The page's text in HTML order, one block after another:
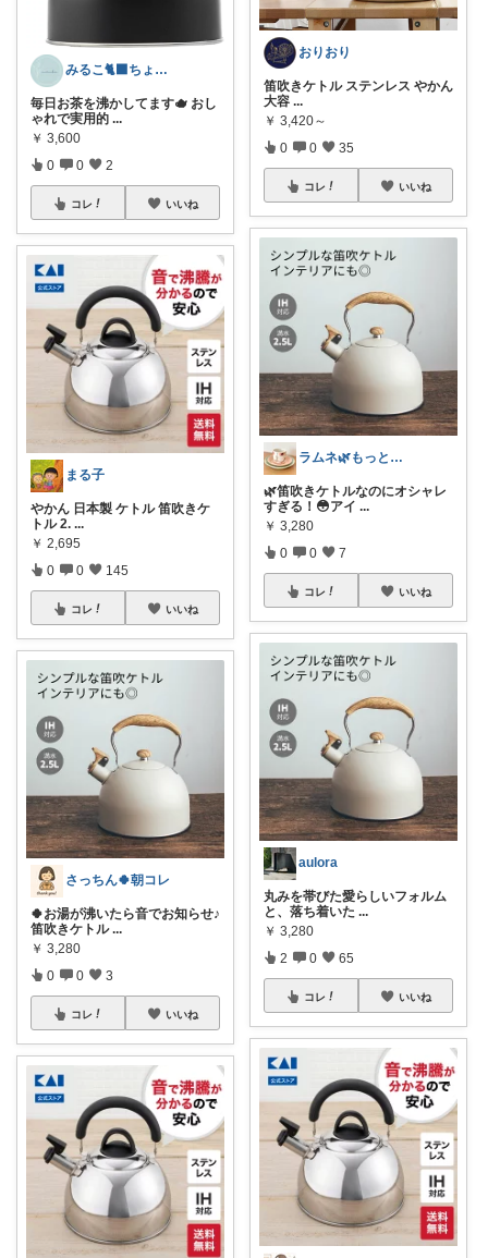
みるこ🐈‍⬛ちょっと楽しい暮らしグッズ
毎日お茶を沸かしてます🫖 おし
ゃれで実用的 ...
￥ 3,600
0 0 2
コレ いいね
まる子
やかん 日本製 ケトル 笛吹きケ
トル 2. ...
￥ 2,695
0 0 145
コレ いいね
さっちん🍀朝コレ
🍀お湯が沸いたら音でお知らせ♪
笛吹きケトル ...
￥ 3,280
0 0 3
コレ いいね
おりおり
笛吹きケトル ステンレス やかん
大容 ...
￥ 3,420～
0 0 35
コレ いいね
ラムネ🌿もっと快適な暮らし 𖠿
🌿笛吹きケトルなのにオシャレ
すぎる！😳アイ ...
￥ 3,280
0 0 7
コレ いいね
aulora
丸みを帯びた愛らしいフォルム
と、落ち着いた ...
￥ 3,280
2 0 65
コレ いいね